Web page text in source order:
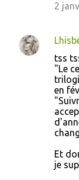
2
tss
"Le
en
Et
je